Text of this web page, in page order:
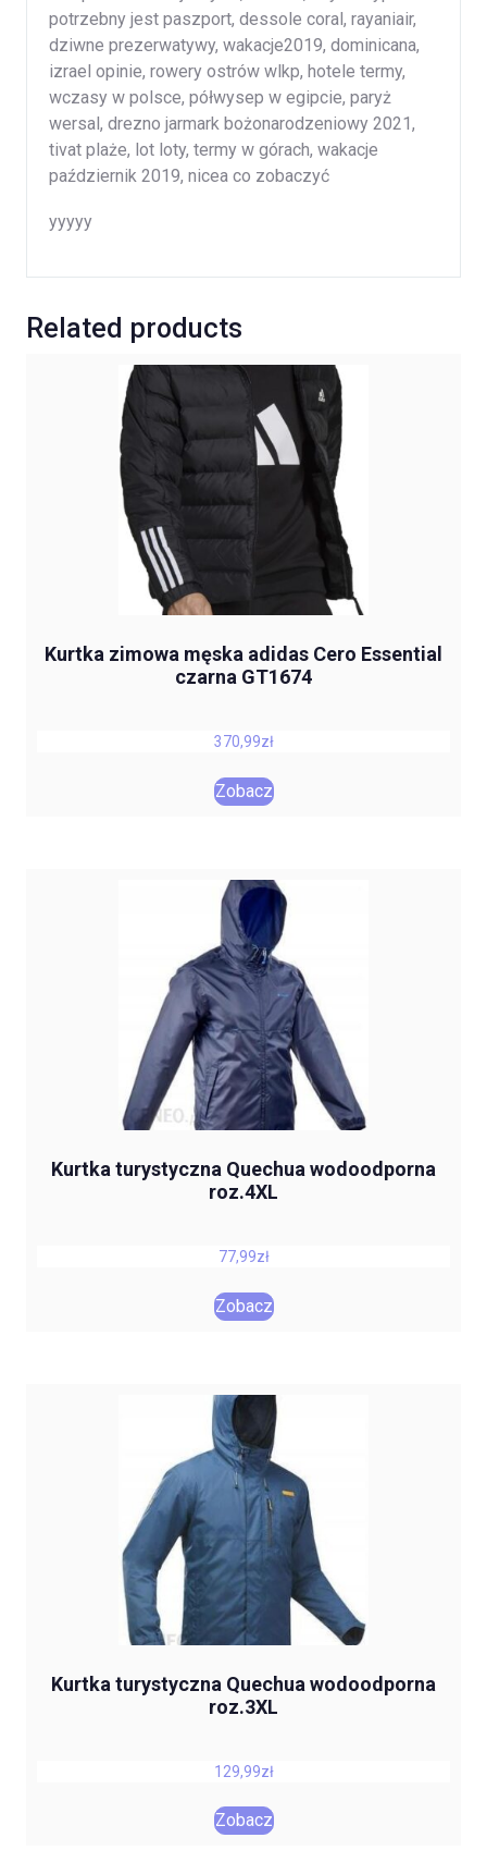
potrzebny jest paszport, dessole coral, rayaniair,
dziwne prezerwatywy, wakacje2019, dominicana,
izrael opinie, rowery ostrów wlkp, hotele termy,
wczasy w polsce, półwysep w egipcie, paryż
wersal, drezno jarmark bożonarodzeniowy 2021,
tivat plaże, lot loty, termy w górach, wakacje
październik 2019, nicea co zobaczyć
yyyyy
Related products
Kurtka zimowa męska adidas Cero Essential
czarna GT1674
370,99zł
Zobacz
Kurtka turystyczna Quechua wodoodporna
roz.4XL
77,99zł
Zobacz
Kurtka turystyczna Quechua wodoodporna
roz.3XL
129,99zł
Zobacz